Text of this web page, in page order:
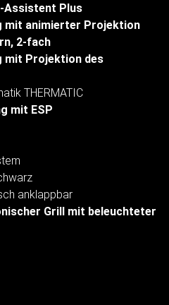
Assistent Plus
mit animierter Projektion
2-fach
mit Projektion des
THERMATIC
mit ESP
anklappbar
Grill mit beleuchteter